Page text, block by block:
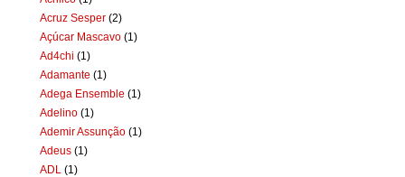
Acruz Sesper (2)
Açúcar Mascavo (1)
Ad4chi (1)
Adamante (1)
Adega Ensemble (1)
Adelino (1)
Ademir Assunção (1)
Adeus (1)
ADL (1)